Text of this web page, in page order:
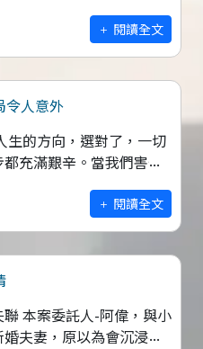
閱讀全文
令人意外
生的方向，選對了，一切
充滿艱辛。當我們害怕
閱讀全文
本案委託人-阿偉，與小
夫妻，原以為會沉浸在